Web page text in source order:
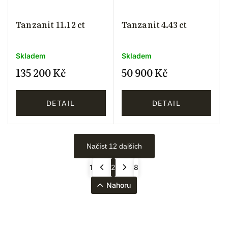
Tanzanit 11.12 ct
Skladem
135 200 Kč
DETAIL
Tanzanit 4.43 ct
Skladem
50 900 Kč
DETAIL
Načíst 12 dalších
1 2 8
Nahoru